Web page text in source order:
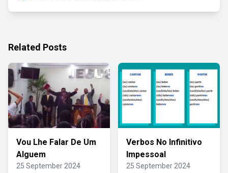
Related Posts
Vou Lhe Falar De Um
Alguem
25 September 2024
Verbos No Infinitivo
Impessoal
25 September 2024